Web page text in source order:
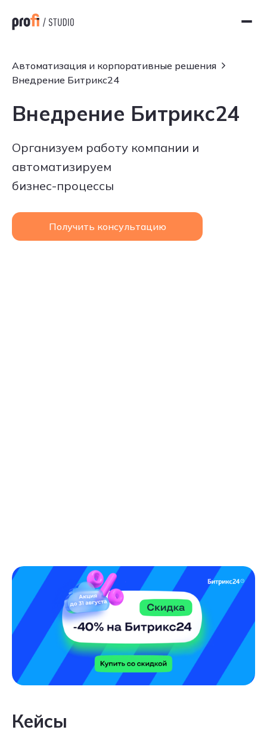
Автоматизация и корпоративные решения
Внедрение Битрикс24
Внедрение Битрикс24
Организуем работу компании и
автоматизируем
бизнес-процессы
Получить консультацию
Кейсы